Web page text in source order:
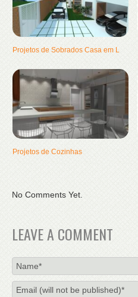
Projetos de Sobrados Casa em L
Projetos de Cozinhas
No Comments Yet.
LEAVE A COMMENT